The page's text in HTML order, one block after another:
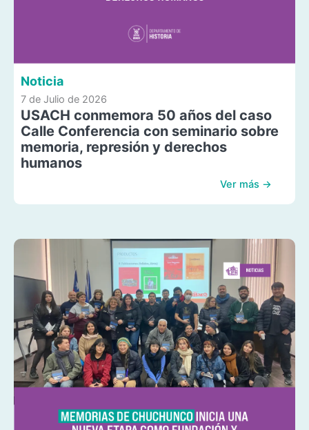
Noticia
7 de Julio de 2026
USACH conmemora 50 años del caso
Calle Conferencia con seminario sobre
memoria, represión y derechos
humanos
Ver más →